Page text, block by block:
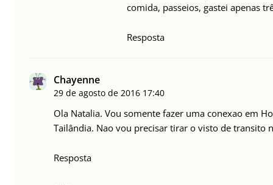
comida, passeios, gastei apenas
Resposta
Chayenne
29 de agosto de 2016 17:40
Ola Natalia. Vou somente fazer uma conexao em
Tailândia. Nao vou precisar tirar o visto de transito
Resposta